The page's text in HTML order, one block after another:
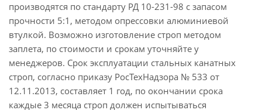
производятся по стандарту РД 10-231-98 с запасом
прочности 5:1, методом опрессовки алюминиевой
втулкой. Возможно изготовление строп методом
заплета, по стоимости и срокам уточняйте у
менеджеров. Срок эксплуатации стальных канатных
строп, согласно приказу РосТехНадзора № 533 от
12.11.2013, составляет 1 год, по окончании срока
каждые 3 месяца строп должен испытываться